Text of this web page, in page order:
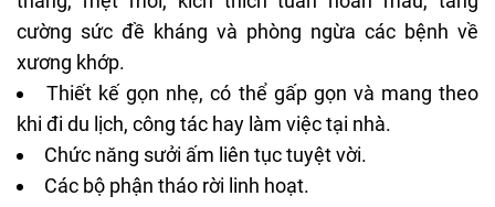
cường sức đề kháng và phòng ngừa các bệnh về
xương khớp.
Thiết kế gọn nhẹ, có thể gấp gọn và mang theo
khi đi du lịch, công tác hay làm việc tại nhà.
Chức năng sưởi ấm liên tục tuyệt vời.
Các bộ phận tháo rời linh hoạt.